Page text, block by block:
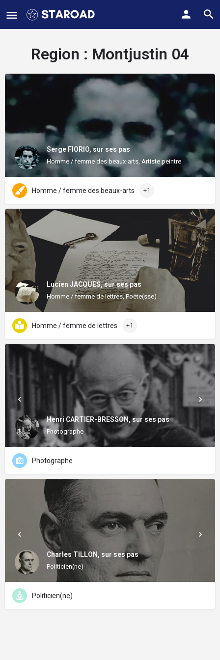
Region : Montjustin 04
Serge FIORIO, sur ses pas
Homme / femme des beaux-arts, Artiste peintre
Homme / femme des beaux-arts +1
Lucien JACQUES, sur ses pas
Homme / femme de lettres, Poète(sse)
Homme / femme de lettres +1
Henri CARTIER-BRESSON, sur ses pas
Photographe
Photographe
Charles TILLON, sur ses pas
Politicien(ne)
Politicien(ne)